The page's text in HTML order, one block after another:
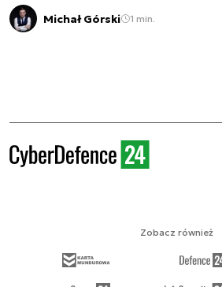
Michał Górski 1 min.
Zobacz również